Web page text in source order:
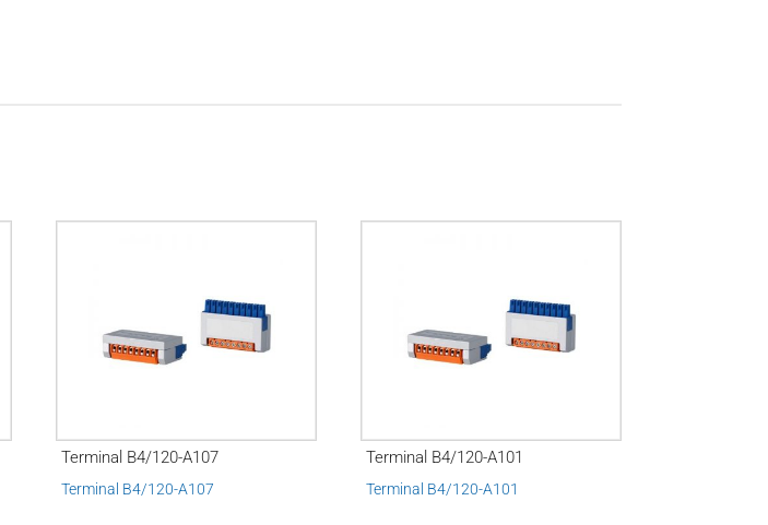
Terminal B4/120-A107
Terminal B4/120-A107
Terminal B4/120-A101
Terminal B4/120-A101